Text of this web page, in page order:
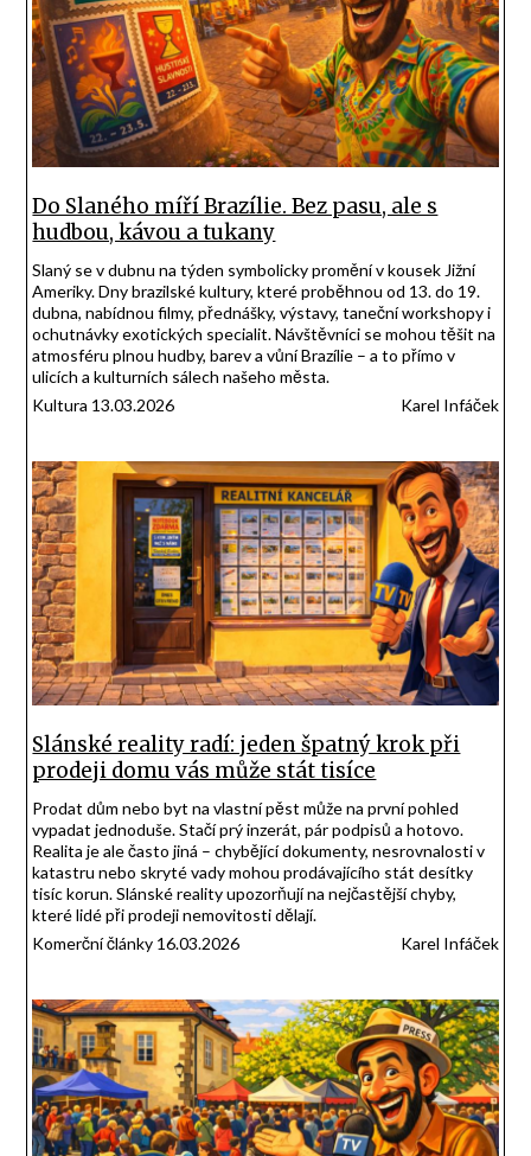
Do Slaného míří Brazílie. Bez pasu, ale s
hudbou, kávou a tukany
Slaný se v dubnu na týden symbolicky promění v kousek Jižní
Ameriky. Dny brazilské kultury, které proběhnou od 13. do 19.
dubna, nabídnou filmy, přednášky, výstavy, taneční workshopy i
ochutnávky exotických specialit. Návštěvníci se mohou těšit na
atmosféru plnou hudby, barev a vůní Brazílie – a to přímo v
ulicích a kulturních sálech našeho města.
Kultura 13.03.2026
Karel Infáček
Slánské reality radí: jeden špatný krok při
prodeji domu vás může stát tisíce
Prodat dům nebo byt na vlastní pěst může na první pohled
vypadat jednoduše. Stačí prý inzerát, pár podpisů a hotovo.
Realita je ale často jiná – chybějící dokumenty, nesrovnalosti v
katastru nebo skryté vady mohou prodávajícího stát desítky
tisíc korun. Slánské reality upozorňují na nejčastější chyby,
které lidé při prodeji nemovitosti dělají.
Komerční články 16.03.2026
Karel Infáček